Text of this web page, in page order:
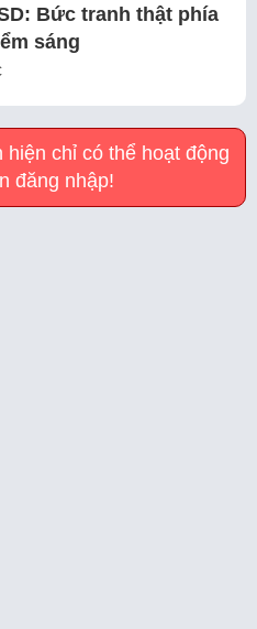
Bức tranh thật phía
sáng
chỉ có thể hoạt động
đăng nhập!